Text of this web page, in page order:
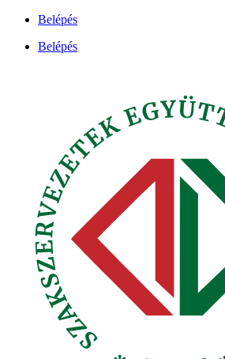
Ugrás
tartalomhoz
Belépés
Belépés